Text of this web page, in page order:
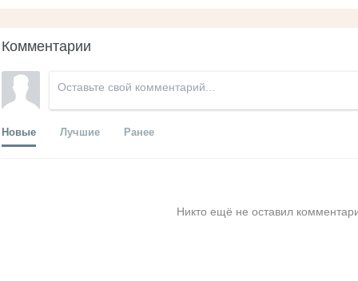
Комментарии
Новые Лучшие Ранее
Никто ещё не оставил